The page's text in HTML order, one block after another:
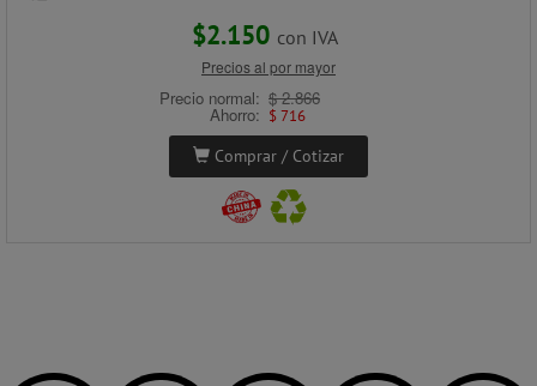
$2.150 con IVA
Precios al por mayor
Precio normal: $ 2.866
Ahorro: $ 716
Comprar / Cotizar